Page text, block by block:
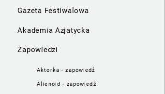
Gazeta Festiwalowa
Akademia Azjatycka
Zapowiedzi
Aktorka - zapowiedź
Alienoid - zapowiedź